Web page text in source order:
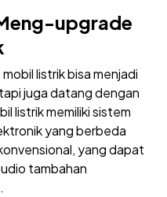
upgrade
listrik bisa menjadi
juga datang dengan
listrik memiliki sistem
yang berbeda
yang dapat
tambahan